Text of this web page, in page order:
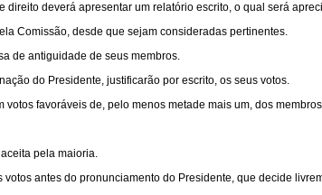
direito deverá apresentar um relatório escrito, o qual será
Comissão, desde que sejam consideradas pertinentes.
de antiguidade de seus membros.
do Presidente, justificarão por escrito, os seus votos.
favoráveis de, pelo menos metade mais um, dos
pela maioria.
antes do pronunciamento do Presidente, que decide